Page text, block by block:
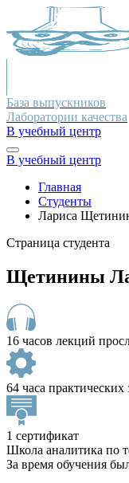
База выпускников
Лаборатории качества
В учебный центр
В учебный центр
Главная
Студенты
Лариса
Страница студента
Щетинины
16 часов лекций
64 часа практических
1 сертификат
Школа аналитика по
За время обучения